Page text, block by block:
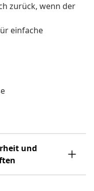
zurück, wenn der
einfache
und